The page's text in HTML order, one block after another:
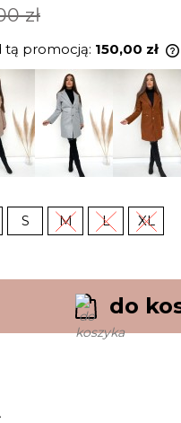
zł
tą promocją: 150,00 zł
jest sprzedawany krócej
jest najniższa
kiedy produkt
sprzedaży.
S M L XL
do